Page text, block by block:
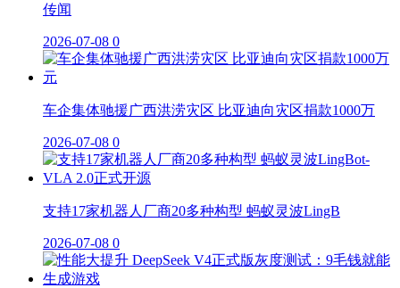
传闻
2026-07-08 0
车企集体驰援广西洪涝灾区 比亚迪向灾区捐款1000万
2026-07-08 0
支持17家机器人厂商20多种构型 蚂蚁灵波LingB
2026-07-08 0